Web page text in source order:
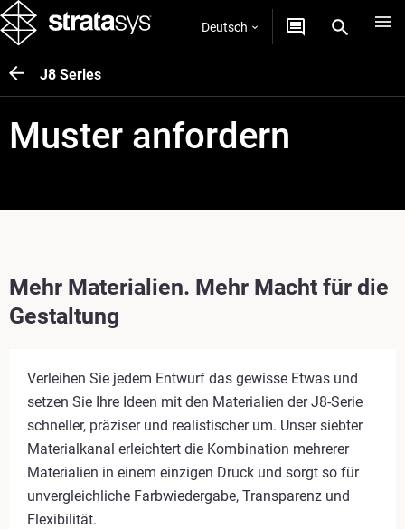
Deutsch
J8 Series
Muster anfordern
Mehr Materialien. Mehr Macht für die
Gestaltung
Verleihen Sie jedem Entwurf das gewisse Etwas und
setzen Sie Ihre Ideen mit den Materialien der J8-Serie
schneller, präziser und realistischer um. Unser siebter
Materialkanal erleichtert die Kombination mehrerer
Materialien in einem einzigen Druck und sorgt so für
unvergleichliche Farbwiedergabe, Transparenz und
Flexibilität.